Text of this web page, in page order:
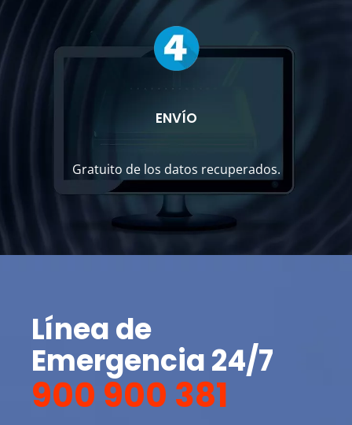
ENVÍO
Gratuito de los datos recuperados.
Línea de
Emergencia 24/7
900 900 381